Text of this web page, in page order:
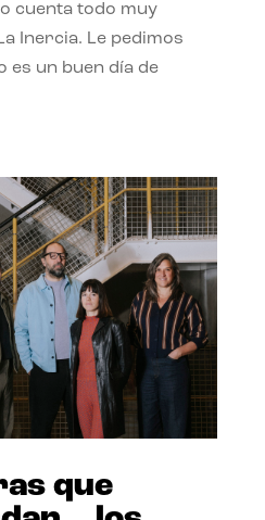
cuenta todo muy
Inercia. Le pedimos
es un buen día de
que